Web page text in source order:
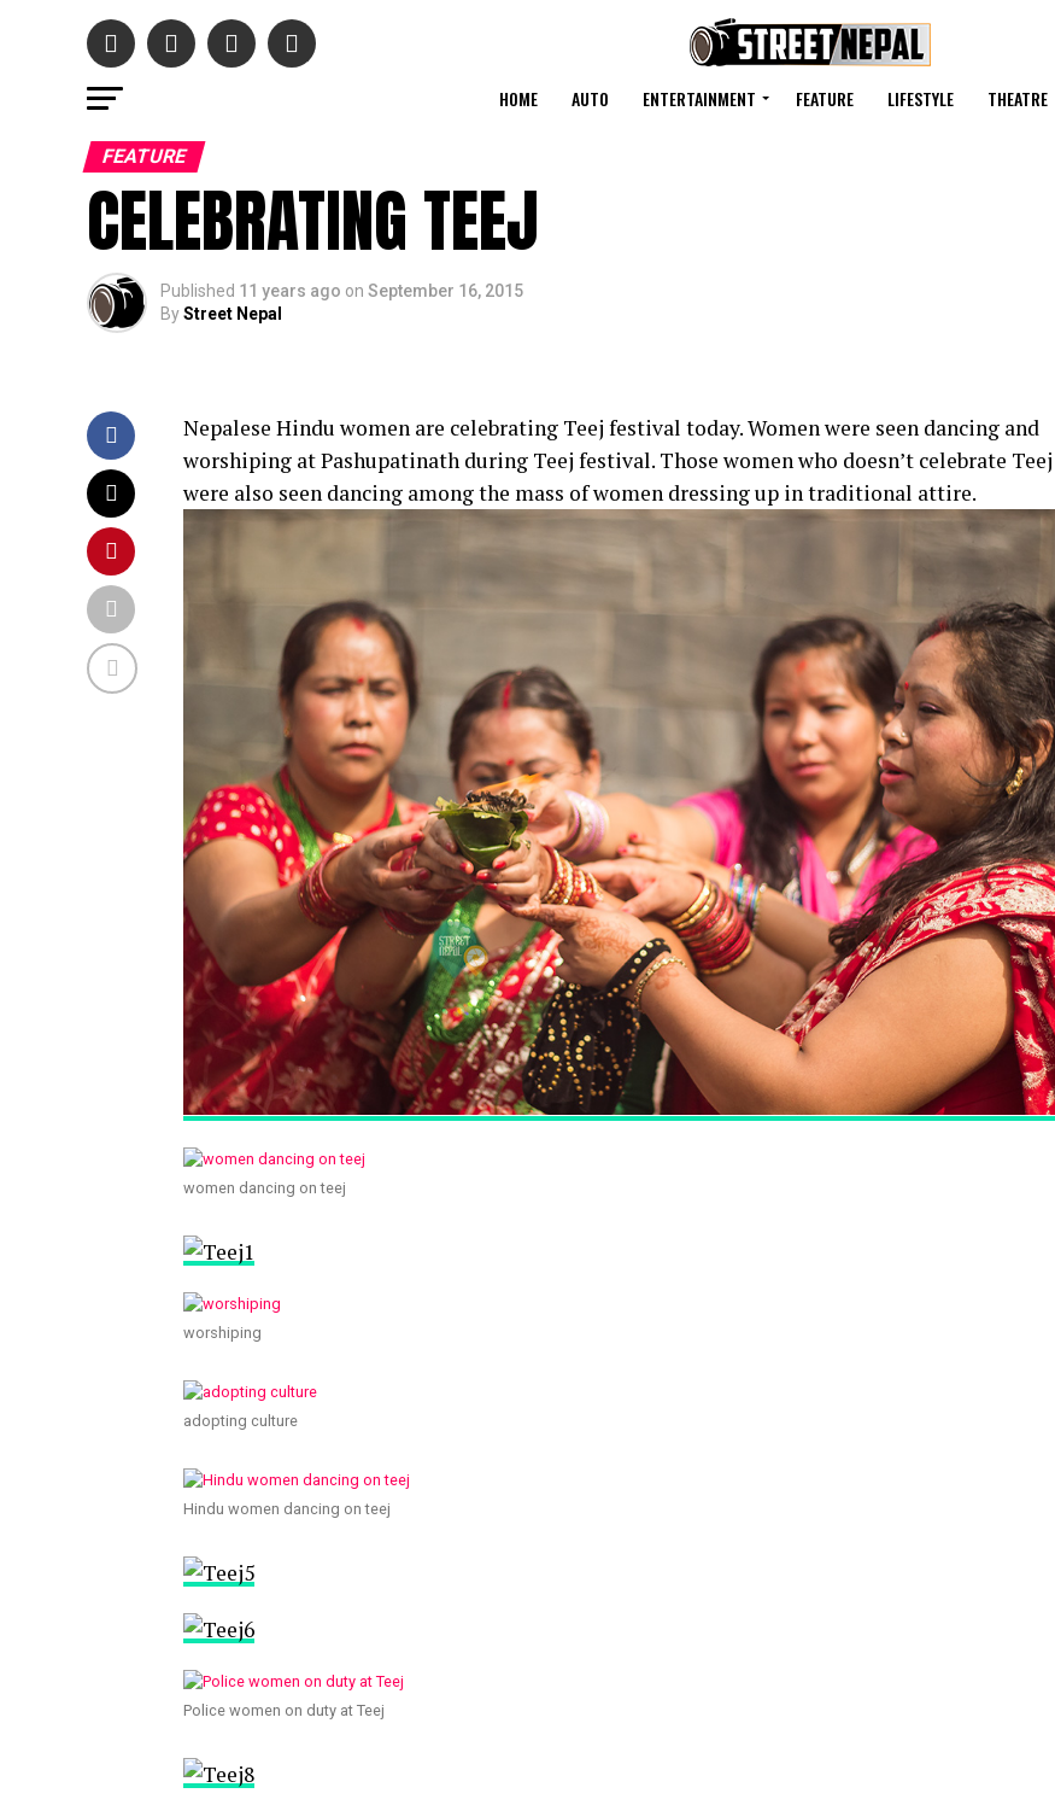
HOME AUTO ENTERTAINMENT FEATURE LIFESTYLE THEATRE
FEATURE
CELEBRATING TEEJ
Published 11 years ago on September 16, 2015
ByStreet Nepal
Nepalese Hindu women are celebrating Teej festival today. Women were seen dancing and
worshiping at Pashupatinath during Teej festival. Those women who doesn’t celebrate Teej
were also seen dancing among the mass of women dressing up in traditional attire.
women dancing on teej
worshiping
adopting culture
Hindu women dancing on teej
Police women on duty at Teej